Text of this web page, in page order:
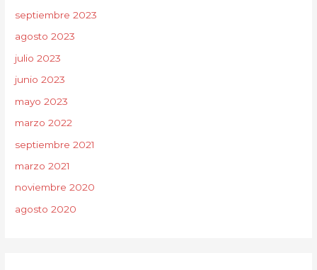
septiembre 2023
agosto 2023
julio 2023
junio 2023
mayo 2023
marzo 2022
septiembre 2021
marzo 2021
noviembre 2020
agosto 2020